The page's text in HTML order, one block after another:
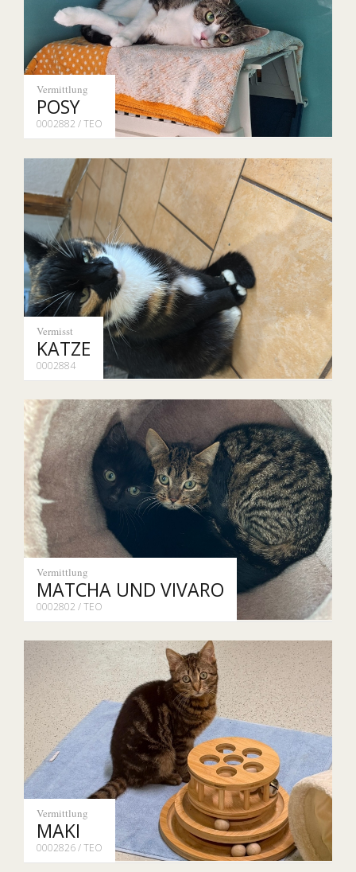
Vermittlung
POSY
0002882 / TEO
Vermisst
KATZE
0002884
Vermittlung
MATCHA UND VIVARO
0002802 / TEO
Vermittlung
MAKI
0002826 / TEO